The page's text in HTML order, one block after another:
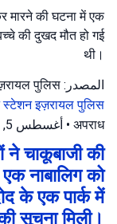
मारने की घटना में एक
की दुखद मौत हो गई
थी।
المصدر: इज़रायल पुलिस
स्टेशनइज़रायल पुलिस
अपराध
• أغسطس 5, 2026 at 9:09 م
चाकूबाजी की
नाबालिग को
के एक पार्क में
सूचना मिली।